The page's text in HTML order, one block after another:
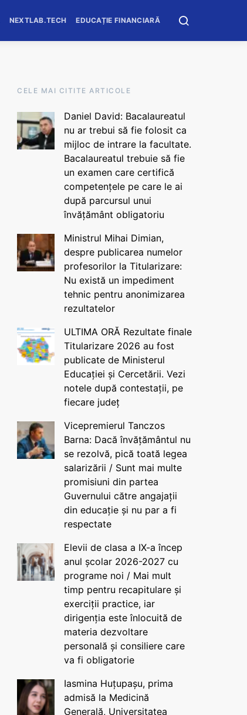
NEXTLAB.TECH EDUCAȚIE FINANCIARĂ
CELE MAI CITITE ARTICOLE
Daniel David: Bacalaureatul
nu ar trebui să fie folosit ca
mijloc de intrare la facultate.
Bacalaureatul trebuie să fie
un examen care certifică
competențele pe care le ai
după parcursul unui
învățământ obligatoriu
Ministrul Mihai Dimian,
despre publicarea numelor
profesorilor la Titularizare:
Nu există un impediment
tehnic pentru anonimizarea
rezultatelor
ULTIMA ORĂ Rezultate finale
Titularizare 2026 au fost
publicate de Ministerul
Educației și Cercetării. Vezi
notele după contestații, pe
fiecare județ
Vicepremierul Tanczos
Barna: Dacă învățământul nu
se rezolvă, pică toată legea
salarizării / Sunt mai multe
promisiuni din partea
Guvernului către angajații
din educație și nu par a fi
respectate
Elevii de clasa a IX-a încep
anul școlar 2026-2027 cu
programe noi / Mai mult
timp pentru recapitulare și
exerciții practice, iar
dirigenția este înlocuită de
materia dezvoltare
personală și consiliere care
va fi obligatorie
Iasmina Huțupașu, prima
admisă la Medicină
Generală, Universitatea